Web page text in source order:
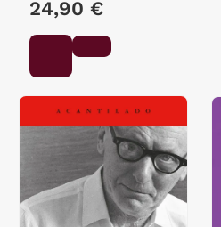
24,90 €